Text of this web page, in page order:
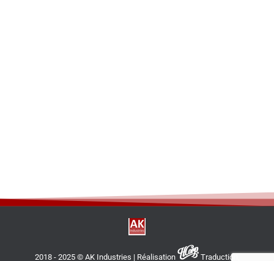
2018 - 2025 © AK Industries | Réalisation Traduction,